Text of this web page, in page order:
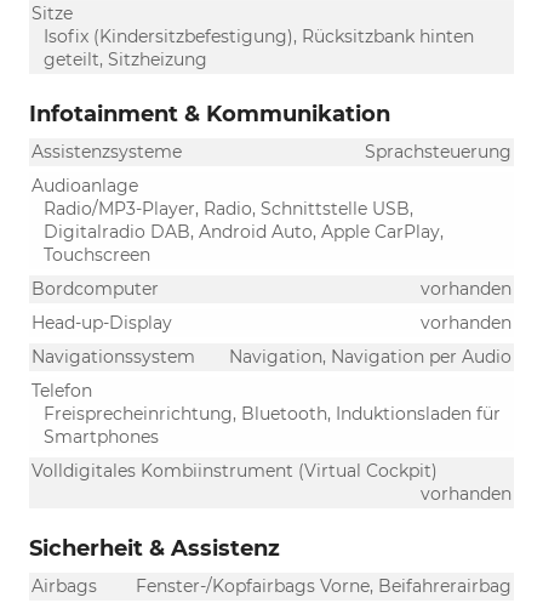
Sitze
Isofix (Kindersitzbefestigung), Rücksitzbank hinten
geteilt, Sitzheizung
Infotainment & Kommunikation
Assistenzsysteme
Sprachsteuerung
Audioanlage
Radio/MP3-Player, Radio, Schnittstelle USB,
Digitalradio DAB, Android Auto, Apple CarPlay,
Touchscreen
Bordcomputer
vorhanden
Head-up-Display
vorhanden
Navigationssystem
Navigation, Navigation per Audio
Telefon
Freisprecheinrichtung, Bluetooth, Induktionsladen für
Smartphones
Volldigitales Kombiinstrument (Virtual Cockpit)
vorhanden
Sicherheit & Assistenz
Airbags
Fenster-/Kopfairbags Vorne, Beifahrerairbag